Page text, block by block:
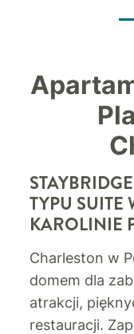
TYPU SUITE
KAROLINIE
Charleston w
domem dla
atrakcji,
restauracji.